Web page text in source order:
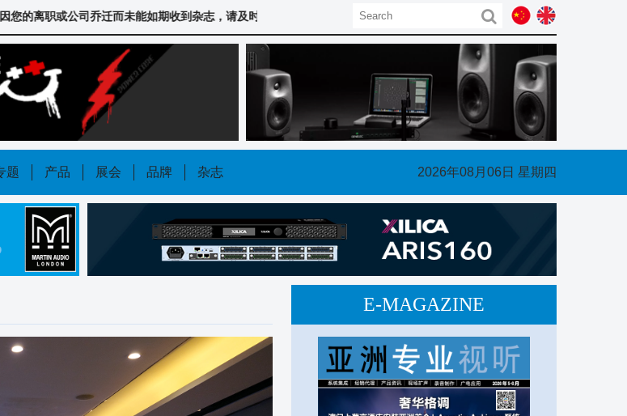
公司乔迁而未能如期收到杂志，请及时联系我们，QQ447410693或QQ1483317511/ 微信号：ProAudioAsia
题 产品 展会 品牌 杂志 2026年08月06日 星期四
E-MAGAZINE